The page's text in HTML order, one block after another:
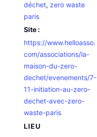
déchet,zero waste
paris
Site :
https://www.helloasso.
com/associations/la-
maison-du-zero-
dechet/evenements/7-
11-initiation-au-zero-
dechet-avec-zero-
waste-paris
LIEU